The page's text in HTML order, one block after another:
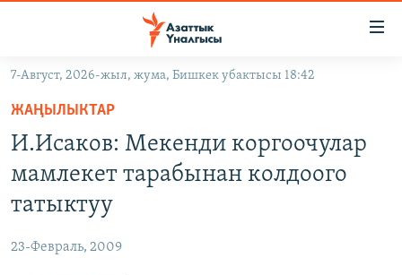
Навигацияга
өтүңүз
Издөөгө
салыңыз
МАДАНИЯТ
ТВ ПРОГРАММАЛАР
7-Август, 2026-жыл, жума, Бишкек убактысы 18:42
ЖАҢЫЛЫКТАР
И.Исаков: Мекенди коргоочулар
мамлекет тарабынан колдоого
татыктуу
23-Февраль, 2009